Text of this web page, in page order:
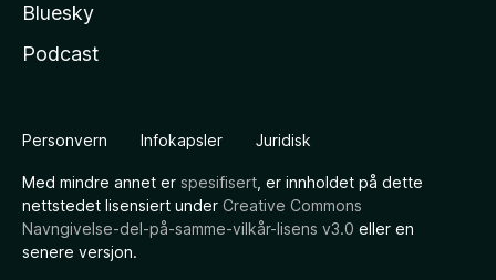
Bluesky
Podcast
Personvern Infokapsler Juridisk
Med mindre annet er spesifisert , er innholdet på dette
nettstedet lisensiert under Creative Commons
Navngivelse-del-på-samme-vilkår-lisens v3.0 eller en
senere versjon.